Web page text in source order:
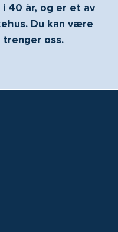
40 år, og er et av
Du kan være
oss.